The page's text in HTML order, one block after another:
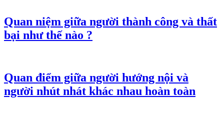
Quan niệm giữa người thành công và thất
bại như thế nào ?
Quan điểm giữa người hướng nội và
người nhút nhát khác nhau hoàn toàn